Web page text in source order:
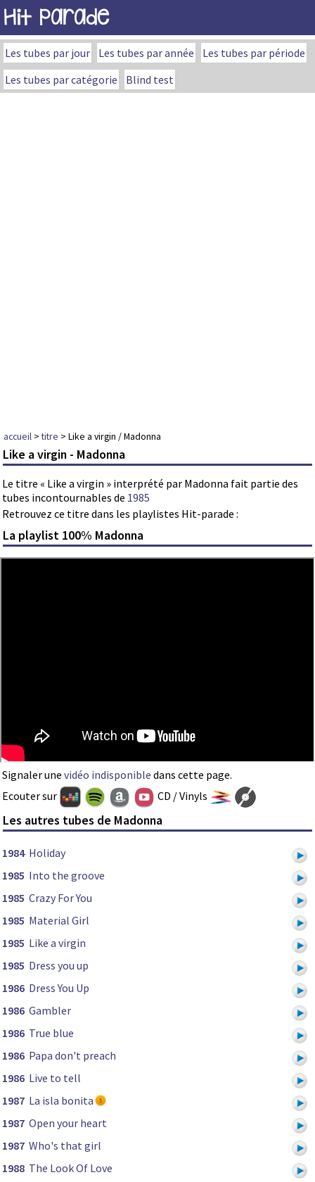
Hit Parade
Les tubes par jour Les tubes par année
Les tubes par période
Les tubes par catégorie
Blind test
accueil >titre > Like a virgin / Madonna
Like a virgin - Madonna
Le titre « Like a virgin » interprété par Madonna fait partie des
tubes incontournables de 1985
Retrouvez ce titre dans les playlistes Hit-parade :
La playlist 100% Madonna
Signaler une vidéo indisponible dans cette page.
Ecouter sur
CD / Vinyls
Les autres tubes de Madonna
1984 Holiday
1985 Into the groove
1985 Crazy For You
1985 Material Girl
1985 Like a virgin
1985 Dress you up
1986 Dress You Up
1986 Gambler
1986 True blue
1986 Papa don't preach
1986 Live to tell
1987 La isla bonita
1987 Open your heart
1987 Who's that girl
1988 The Look Of Love